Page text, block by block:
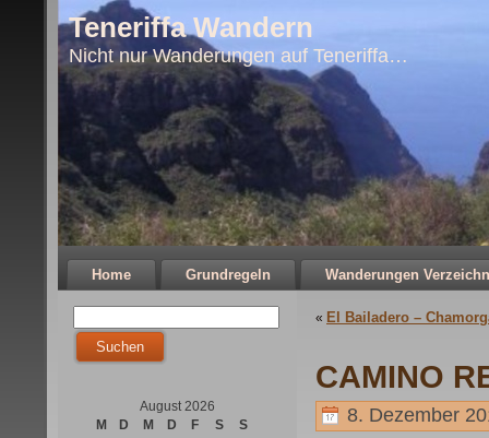
Teneriffa Wandern
Nicht nur Wanderungen auf Teneriffa…
Home Grundregeln Wanderungen
August 2026
M
D M D F S
S
« El Bailadero –
CAMINO
8. Dezember